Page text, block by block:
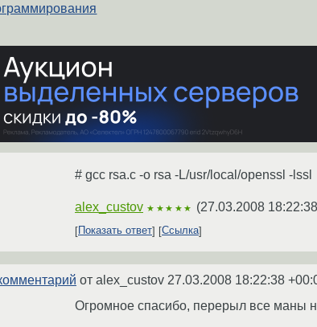
# gcc rsa.c -o rsa -L/usr/local/openssl -lssl
alex_custov ★★★★★ (27.03.2008
Показать ответ Ссылка
от alex_custov 27.03.2008 18:22:38
Огромное спасибо, перерыл все маны